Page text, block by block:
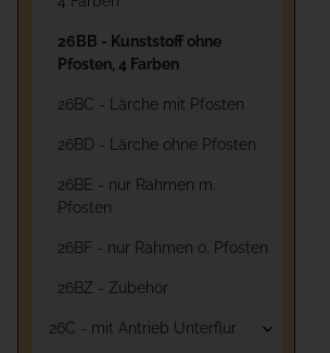
26BB - Kunststoff ohne
Pfosten, 4 Farben
26BC - Lärche mit Pfosten
26BD - Lärche ohne Pfosten
26BE - nur Rahmen m.
Pfosten
26BF - nur Rahmen o. Pfosten
26BZ - Zubehör
26C - mit Antrieb Unterflur